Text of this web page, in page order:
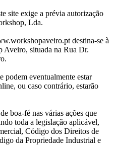
site exige a prévia autorização
Lda.
destina-se à
Aveiro, situada na Rua Dr.
podem eventualmente estar
ou caso contrário, estarão
boa-fé nas várias ações que
toda a legislação aplicável,
Código dos Direitos de
da Propriedade Industrial e